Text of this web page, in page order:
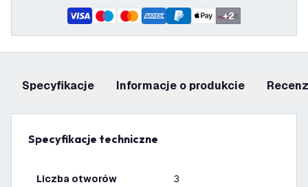
+2
Specyfikacje informacje o produkcie
Specyfikacje techniczne
Liczba otworów 3